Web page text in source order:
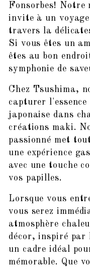
Fonsorbes!
invite à un
travers la
Si vous êtes un
êtes au bon
symphonie de
Chez Tsushima,
capturer
japonaise dans
créations maki.
passionné met
une expérience
avec une touche
vos papilles.
Lorsque vous
vous serez
atmosphère
décor, inspiré par
un cadre idéal
mémorable. Que